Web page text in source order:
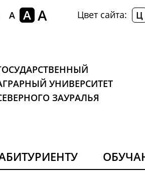
A A A Цвет сайта: Ц
УНИВЕРСИТЕТ
ЗАУРАЛЬЯ